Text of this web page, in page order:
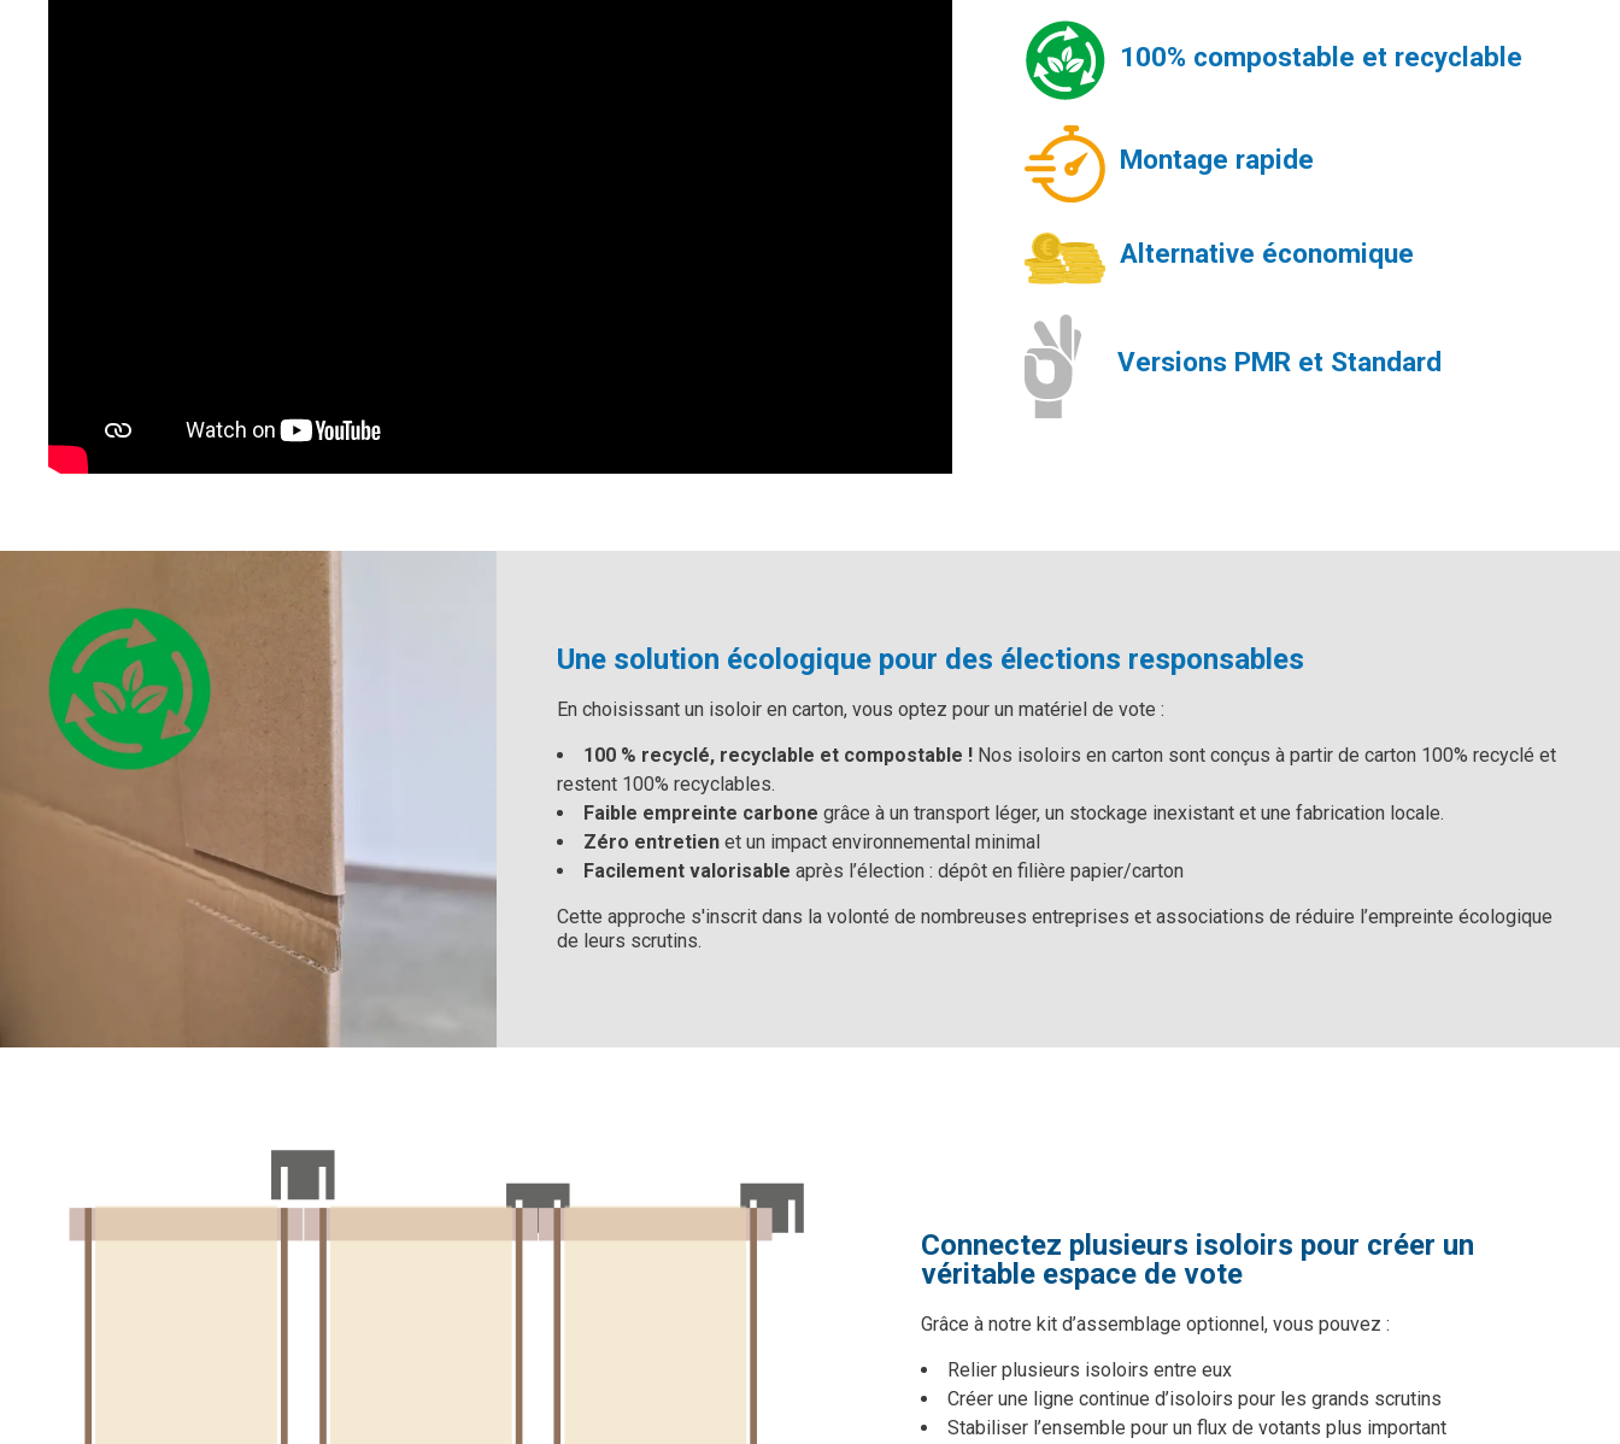
100% compostable et recyclable
Montage rapide
Alternative économique
Versions PMR et Standard
Une solution écologique pour des élections responsables
En choisissant un isoloir en carton, vous optez pour un matériel de vote :
100 % recyclé, recyclable et compostable ! Nos isoloirs en carton sont conçus à partir de carton 100% recyclé et
restent 100% recyclables.
Faible empreinte carbone grâce à un transport léger, un stockage inexistant et une fabrication locale.
Zéro entretien et un impact environnemental minimal
Facilement valorisable après l’élection : dépôt en filière papier/carton
Cette approche s'inscrit dans la volonté de nombreuses entreprises et associations de réduire l’empreinte écologique
de leurs scrutins.
Connectez plusieurs isoloirs pour créer un
véritable espace de vote
Grâce à notre kit d’assemblage optionnel, vous pouvez :
Reli­er plusieurs isoloirs entre eux
Créer une ligne continue d’isoloirs pour les grands scrutins
Stabiliser l’ensemble pour un flux de votants plus important